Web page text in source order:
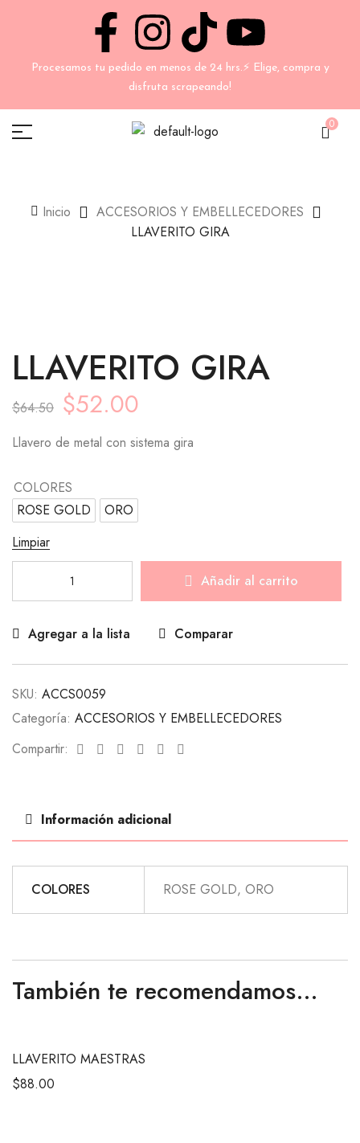
Procesamos tu pedido en menos de 24 hrs.⚡ Elige, compra y
disfruta scrapeando!
0
Inicio
ACCESORIOS Y EMBELLECEDORES
LLAVERITO GIRA
LLAVERITO GIRA
$64.50 $52.00
Llavero de metal con sistema gira
COLORES
ROSE GOLD
ORO
Limpiar
Añadir al carrito
Agregar a la lista Comparar
SKU: ACCS0059
Categoría: ACCESORIOS Y EMBELLECEDORES
Compartir:
Facebook
TwitterLinkedinGoogle+Pinterest
Información adicional
COLORES ROSE GOLD, ORO
También te recomendamos…
LLAVERITO MAESTRAS
$88.00